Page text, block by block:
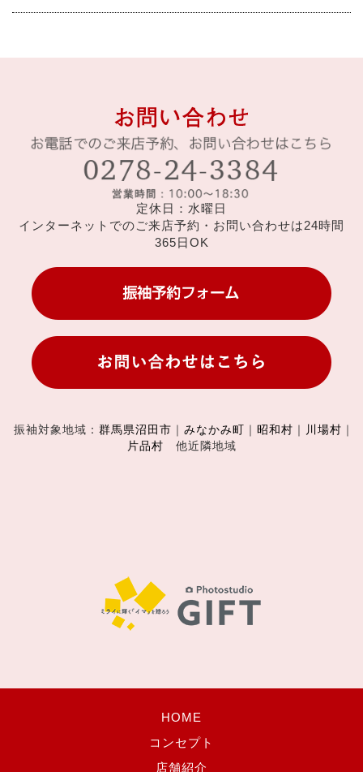
定休日：水曜日
インターネットでのご来店予約・お問い合わせは24時間
365日OK
振袖対象地域： 群馬県沼田市 ｜ みなかみ町 ｜ 昭和村 ｜ 川場村 ｜
片品村 他近隣地域
HOME
コンセプト
店舗紹介